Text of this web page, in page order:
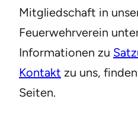
Mitgliedschaft in
Feuerwehrverein
Informationen zu
Kontakt zu uns,
Seiten.